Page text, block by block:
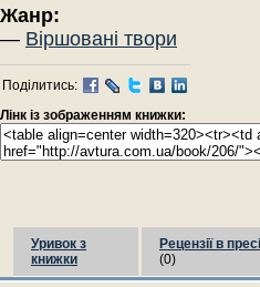
Жанр:
— Віршовані твори
Поділитись:
Лінк із зображенням книжки:
Уривок з
книжки
Рецензії в пресі
(0)